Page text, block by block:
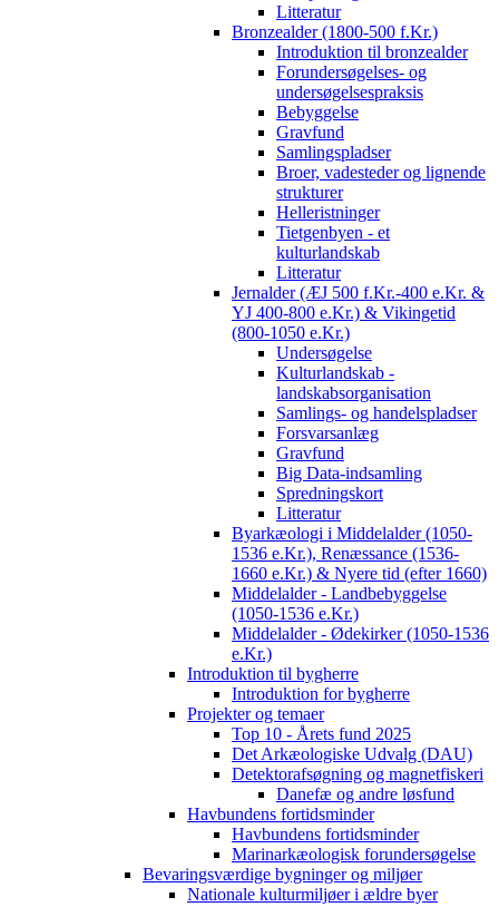
Litteratur
Bronzealder (1800-500 f.Kr.)
Introduktion til bronzealder
Forundersøgelses- og
undersøgelsespraksis
Bebyggelse
Gravfund
Samlingspladser
Broer, vadesteder og lignende
strukturer
Helleristninger
Tietgenbyen - et
kulturlandskab
Litteratur
Jernalder (ÆJ 500 f.Kr.-400 e.Kr. &
YJ 400-800 e.Kr.) & Vikingetid
(800-1050 e.Kr.)
Undersøgelse
Kulturlandskab -
landskabsorganisation
Samlings- og handelspladser
Forsvarsanlæg
Gravfund
Big Data-indsamling
Spredningskort
Litteratur
Byarkæologi i Middelalder (1050-
1536 e.Kr.), Renæssance (1536-
1660 e.Kr.) & Nyere tid (efter 1660)
Middelalder - Landbebyggelse
(1050-1536 e.Kr.)
Middelalder - Ødekirker (1050-1536
e.Kr.)
Introduktion til bygherre
Introduktion for bygherre
Projekter og temaer
Top 10 - Årets fund 2025
Det Arkæologiske Udvalg (DAU)
Detektorafsøgning og magnetfiskeri
Danefæ og andre løsfund
Havbundens fortidsminder
Havbundens fortidsminder
Marinarkæologisk forundersøgelse
Bevaringsværdige bygninger og miljøer
Nationale kulturmiljøer i ældre byer